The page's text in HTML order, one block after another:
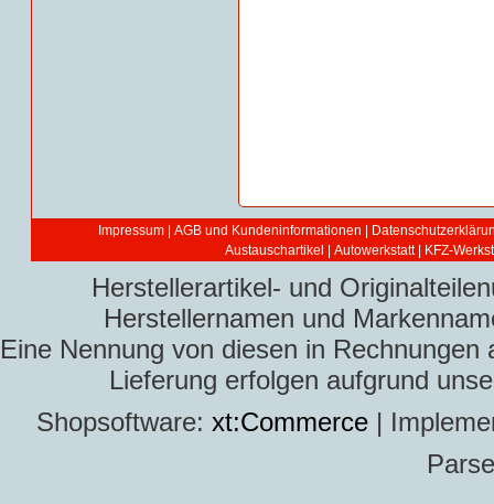
Impressum AGB und Kundeninformationen
Austauschartikel
Autowerkstatt | KFZ-
Herstellerartikel- und
Herstellernamen und
Eine Nennung von diesen in
Lieferung erfolgen aufgrund
Shopsoftware: xt:Commerce |